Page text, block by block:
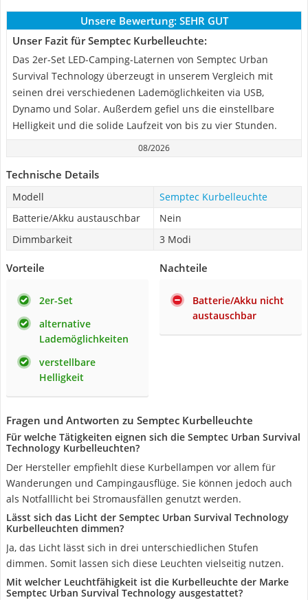
Unsere Bewertung: SEHR GUT
Unser Fazit für Semptec Kurbelleuchte:
Das 2er-Set LED-Camping-Laternen von Semptec Urban
Survival Technology überzeugt in unserem Vergleich mit
seinen drei verschiedenen Lademöglichkeiten via USB,
Dynamo und Solar. Außerdem gefiel uns die einstellbare
Helligkeit und die solide Laufzeit von bis zu vier Stunden.
08/2026
Technische Details
Modell
Semptec Kurbelleuchte
Batterie/Akku austauschbar
Nein
Dimmbarkeit
3 Modi
Vorteile
2er-Set
alternative
Lademöglichkeiten
verstellbare
Helligkeit
Nachteile
Batterie/Akku nicht
austauschbar
Fragen und Antworten zu Semptec Kurbelleuchte
Für welche Tätigkeiten eignen sich die Semptec Urban Survival
Technology Kurbelleuchten?
Der Hersteller empfiehlt diese Kurbellampen vor allem für
Wanderungen und Campingausflüge. Sie können jedoch auch
als Notfalllicht bei Stromausfällen genutzt werden.
Lässt sich das Licht der Semptec Urban Survival Technology
Kurbelleuchten dimmen?
Ja, das Licht lässt sich in drei unterschiedlichen Stufen
dimmen. Somit lassen sich diese Leuchten vielseitig nutzen.
Mit welcher Leuchtfähigkeit ist die Kurbelleuchte der Marke
Semptec Urban Survival Technology ausgestattet?